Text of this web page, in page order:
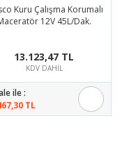
Kuru Çalışma Korumalı
12V 45L/Dak.
13.123,47 TL
KDV DAHİL
ile :
TL